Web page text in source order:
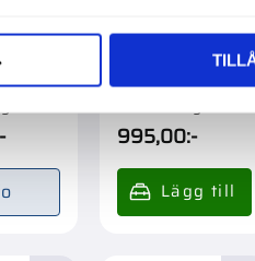
Köpa
1 st.
Luftfilter Yttre
Garanti 1 år. Köpa
Förpackad om 1 st.
995,00:-